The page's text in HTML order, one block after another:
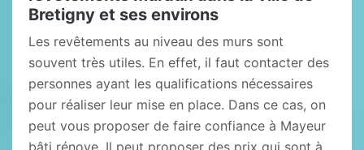
Bretigny et ses environs
Les revêtements au niveau des murs sont
souvent très utiles. En effet, il faut contacter des
personnes ayant les qualifications nécessaires
pour réaliser leur mise en place. Dans ce cas, on
peut vous proposer de faire confiance à Mayeur
bâti rénove. Il peut proposer des prix qui sont à